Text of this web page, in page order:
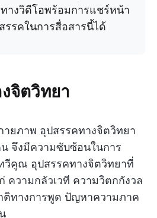
างวิดีโอพร้อมการแชร์หน้า
รคในการสื่อสารนี้ได้
จิตวิทยา
ายภาพ อุปสรรคทางจิตวิทยา
จึงมีความซับซ้อนในการ
วีคูณ อุปสรรคทางจิตวิทยาที่
ความกลัวเวที ความวิตกกังวล
ติทางการพูด ปัญหาความภาค